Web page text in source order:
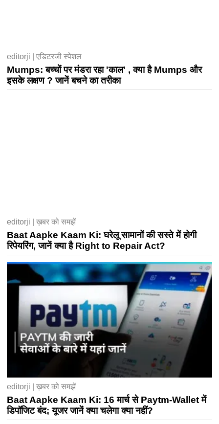
editorji | एडिटरजी स्पेशल
Mumps: बच्चों पर मंडरा रहा 'काल' , क्या है Mumps और
इसके लक्षण ? जानें बचने का तरीका
editorji | ख़बर को समझें
Baat Aapke Kaam Ki: घरेलू सामानों की सस्ते में होगी
रिपेयरिंग, जानें क्या है Right to Repair Act?
editorji | ख़बर को समझें
Baat Aapke Kaam Ki: 16 मार्च से Paytm-Wallet में
डिपॉजिट बंद; यूजर जानें क्या चलेगा क्या नहीं?